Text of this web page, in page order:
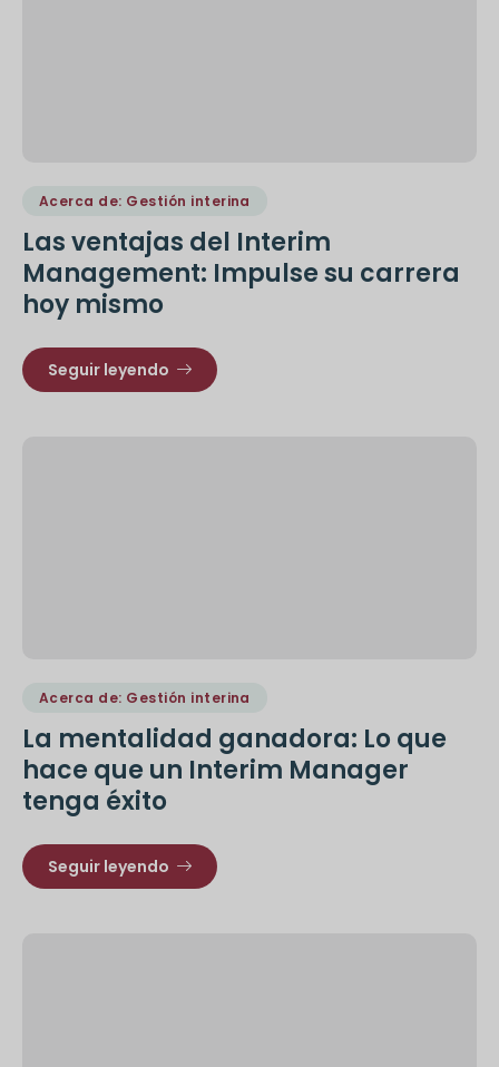
Acerca de: Gestión interina
Las ventajas del Interim
Management: Impulse su carrera
hoy mismo
Seguir leyendo
Acerca de: Gestión interina
La mentalidad ganadora: Lo que
hace que un Interim Manager
tenga éxito
Seguir leyendo